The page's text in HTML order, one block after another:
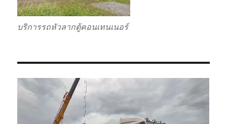
บริการรถหัวลากตู้คอนเทนเนอร์